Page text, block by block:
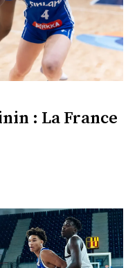
: La France